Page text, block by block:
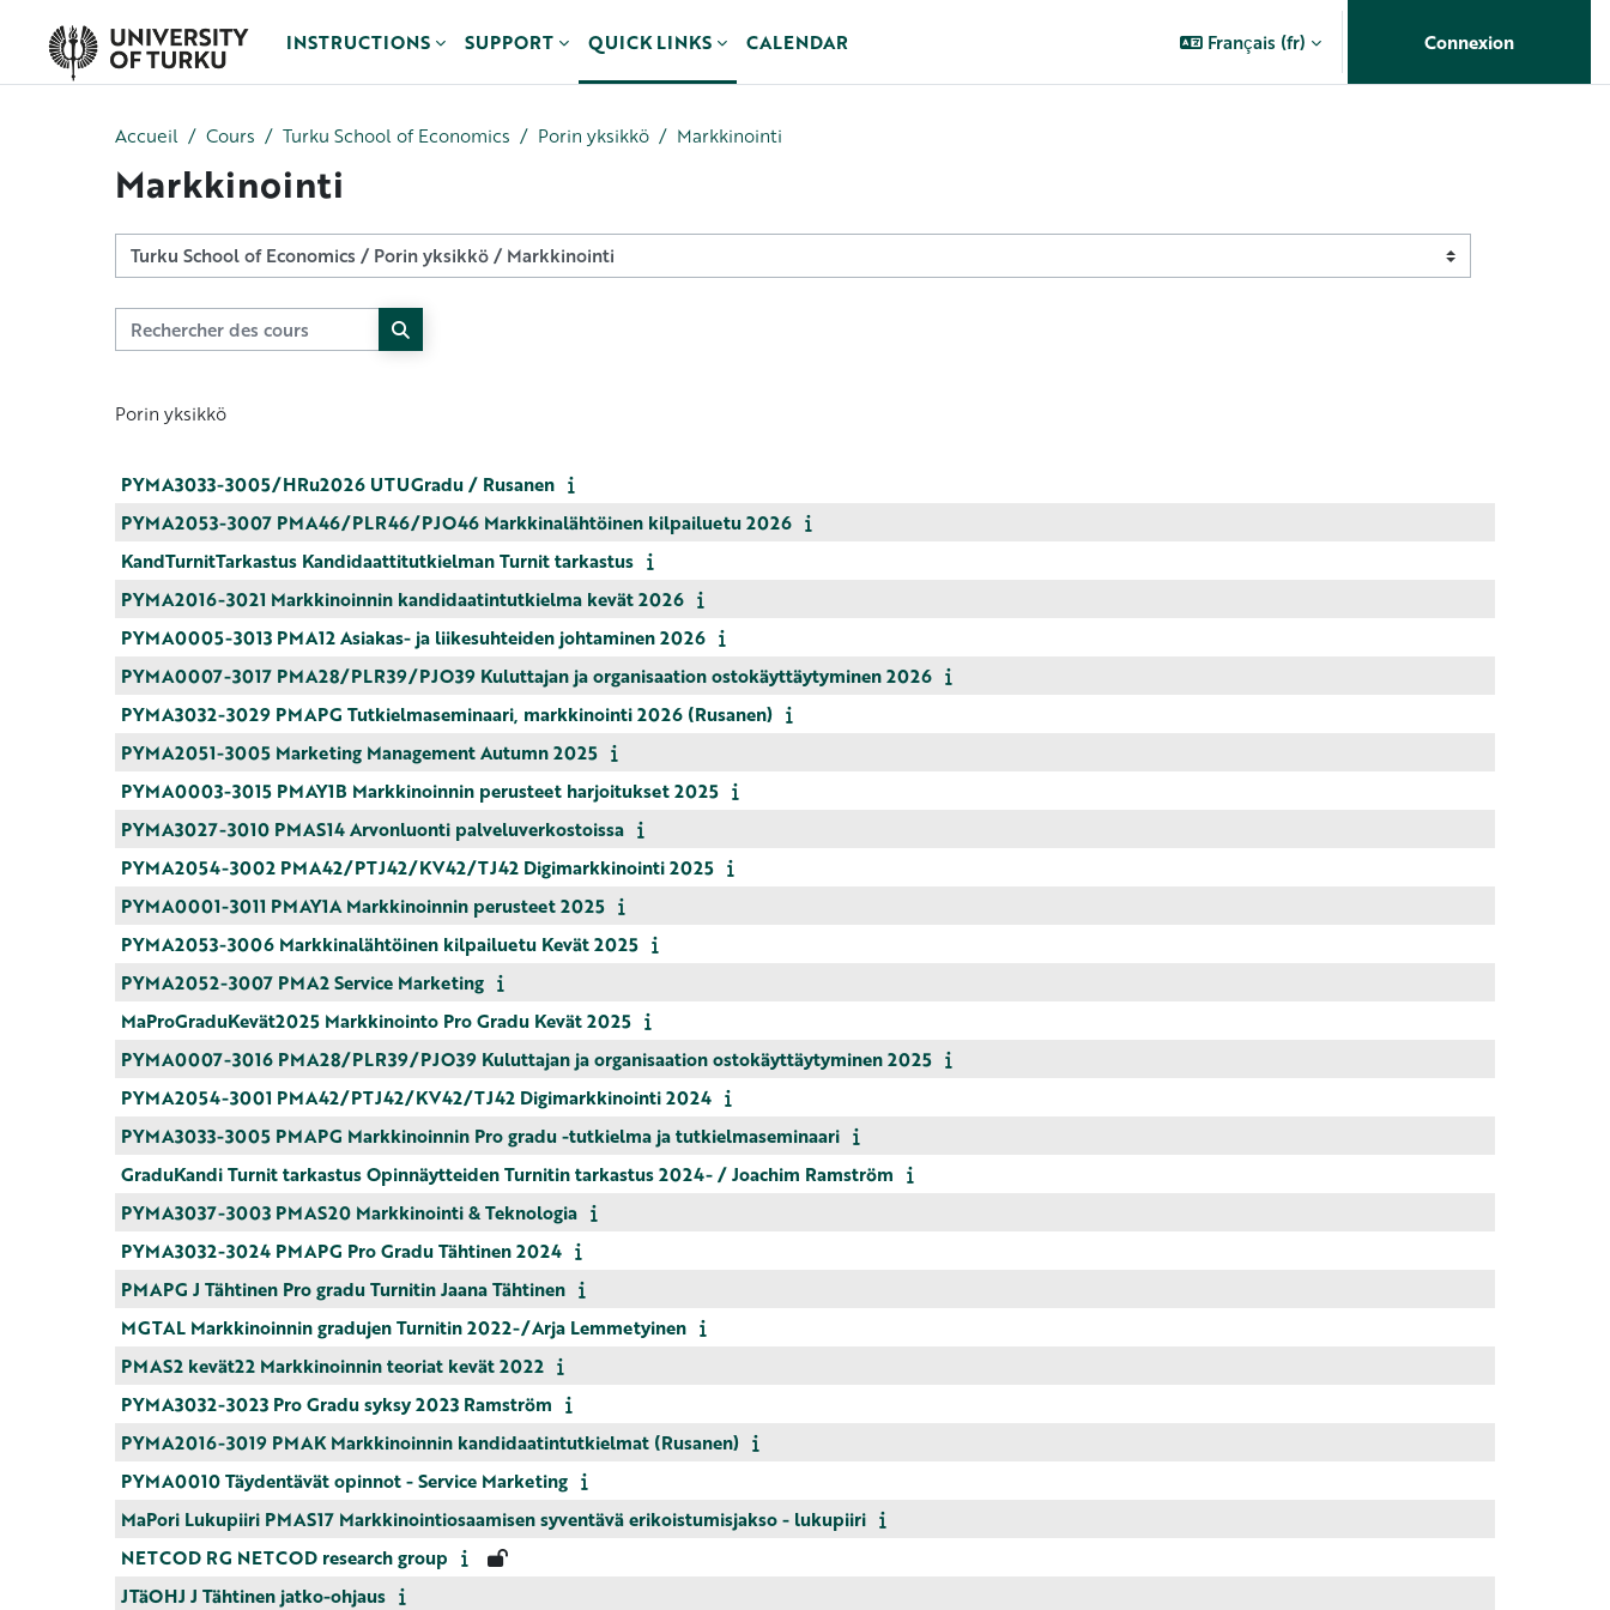
INSTRUCTIONS
SUPPORT QUICK LINKS CALENDAR Français ‎(fr)‎ Connexion
Accueil Cours Turku School of Economics Porin yksikkö Markkinointi
Markkinointi
Catégories de cours
Rechercher des cours
Rechercher des cours
Porin yksikkö
PYMA3033-3005/HRu2026 UTUGradu / Rusanen
PYMA2053-3007 PMA46/PLR46/PJO46 Markkinalähtöinen kilpailuetu 2026
KandTurnitTarkastus Kandidaattitutkielman Turnit tarkastus
PYMA2016-3021 Markkinoinnin kandidaatintutkielma kevät 2026
PYMA0005-3013 PMA12 Asiakas- ja liikesuhteiden johtaminen 2026
PYMA0007-3017 PMA28/PLR39/PJO39 Kuluttajan ja organisaation ostokäyttäytyminen 2026
PYMA3032-3029 PMAPG Tutkielmaseminaari, markkinointi 2026 (Rusanen)
PYMA2051-3005 Marketing Management Autumn 2025
PYMA0003-3015 PMAY1B Markkinoinnin perusteet harjoitukset 2025
PYMA3027-3010 PMAS14 Arvonluonti palveluverkostoissa
PYMA2054-3002 PMA42/PTJ42/KV42/TJ42 Digimarkkinointi 2025
PYMA0001-3011 PMAY1A Markkinoinnin perusteet 2025
PYMA2053-3006 Markkinalähtöinen kilpailuetu Kevät 2025
PYMA2052-3007 PMA2 Service Marketing
MaProGraduKevät2025 Markkinointo Pro Gradu Kevät 2025
PYMA0007-3016 PMA28/PLR39/PJO39 Kuluttajan ja organisaation ostokäyttäytyminen 2025
PYMA2054-3001 PMA42/PTJ42/KV42/TJ42 Digimarkkinointi 2024
PYMA3033-3005 PMAPG Markkinoinnin Pro gradu -tutkielma ja tutkielmaseminaari
GraduKandi Turnit tarkastus Opinnäytteiden Turnitin tarkastus 2024- / Joachim Ramström
PYMA3037-3003 PMAS20 Markkinointi & Teknologia
PYMA3032-3024 PMAPG Pro Gradu Tähtinen 2024
PMAPG J Tähtinen Pro gradu Turnitin Jaana Tähtinen
MGTAL Markkinoinnin gradujen Turnitin 2022-/Arja Lemmetyinen
PMAS2 kevät22 Markkinoinnin teoriat kevät 2022
PYMA3032-3023 Pro Gradu syksy 2023 Ramström
PYMA2016-3019 PMAK Markkinoinnin kandidaatintutkielmat (Rusanen)
PYMA0010 Täydentävät opinnot - Service Marketing
MaPori Lukupiiri PMAS17 Markkinointiosaamisen syventävä erikoistumisjakso - lukupiiri
NETCOD RG NETCOD research group
JTäOHJ J Tähtinen jatko-ohjaus